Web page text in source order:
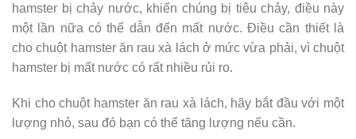
hamster bị chảy nước, khiến chúng bị tiêu chảy, điều này
một lần nữa có thể dẫn đến mất nước. Điều cần thiết là
cho chuột hamster ăn rau xà lách ở mức vừa phải, vì chuột
hamster bị mất nước có rất nhiều rủi ro.
Khi cho chuột hamster ăn rau xà lách, hãy bắt đầu với một
lượng nhỏ, sau đó bạn có thể tăng lượng nếu cần.